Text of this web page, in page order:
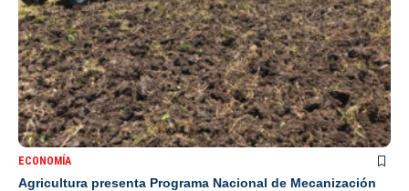
ECONOMÍA
Agricultura presenta Programa Nacional de Mecanización